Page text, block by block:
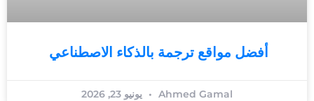
أفضل مواقع ترجمة بالذكاء الاصطناعي
Ahmed Gamal يونيو 23, 2026